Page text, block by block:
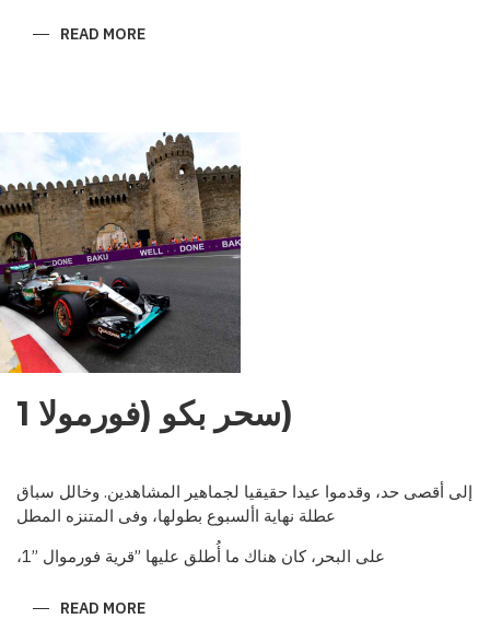
READ MORE
ABOUT
(سحر بكو (فورمولا 1
إلى أقصى حد، وقدموا عيدا حقيقيا لجماهير المشاهدين. وخالل سباق
عطلة نهاية األسبوع بطولها، وفى المتنزه المطل
على البحر، كان هناك ما أطلق عليها ”قرية فورموال ”1،
READ MORE
ABOUT